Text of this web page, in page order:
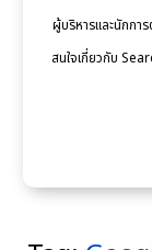
ผู้บริหารและนักกา
สนใจเกี่ยวกับ